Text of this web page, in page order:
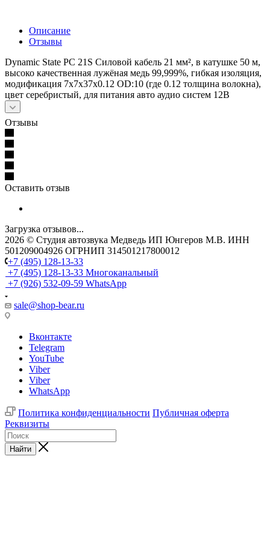
Описание
Отзывы
Dynamic State PC 21S Силовой кабель 21 мм², в катушке 50 м,
высоко качественная лужёная медь 99,999%, гибкая изоляция,
модификация 7х7х37х0.12 OD:10 (где 0.12 толщина волокна),
цвет серебристый, для питания авто аудио систем 12В
Отзывы
Оставить отзыв
Загрузка отзывов...
2026 © Cтудия автозвука Медведь ИП Юнгеров М.В. ИНН
501209004926 ОГРНИП 314501217800012
+7 (495) 128-13-33
+7 (495) 128-13-33 Многоканальный
+7 (926) 532-09-59 WhatsApp
sale@shop-bear.ru
Вконтакте
Telegram
YouTube
Viber
Viber
WhatsApp
Политика конфиденциальности Публичная оферта
Реквизиты
Найти